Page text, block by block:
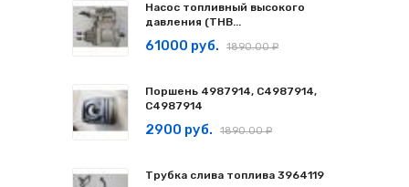
Насос топливный высокого
давления (ТНВ...
61000 руб. 1890.00 ₽
Поршень 4987914, C4987914,
С4987914
2900 руб. 1890.00 ₽
Трубка слива топлива 3964119